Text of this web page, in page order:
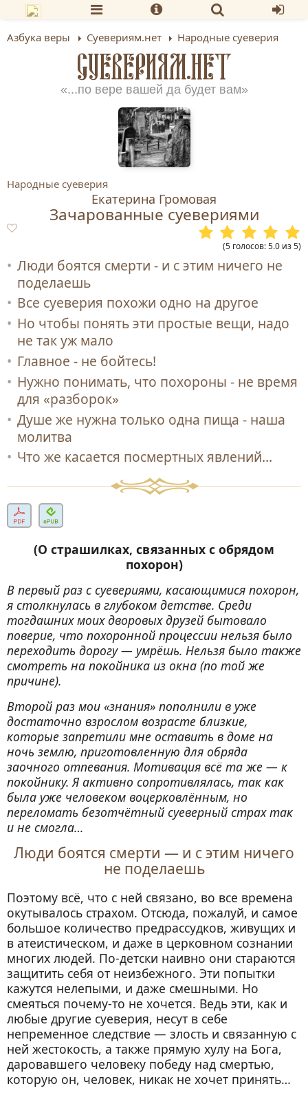
Азбука веры Суевериям.нет Народные суеверия
СУЕВЕРИЯМ.НЕТ
«...по вере вашей да будет вам»
Народные суеверия
Екатерина Громовая
Зачарованные суевериями
(5 голосов:5.0 из5)
Люди боятся смерти - и с этим ничего не
поделаешь
Все суеверия похожи одно на другое
Но чтобы понять эти простые вещи, надо
не так уж мало
Главное - не бойтесь!
Нужно понимать, что похороны - не время
для «разборок»
Душе же нужна только одна пища - наша
молитва
Что же касается посмертных явлений...
(О страшилках, связанных с обрядом
похорон)
В первый раз с суевериями, касающимися похорон,
я столкнулась в глубоком детстве. Среди
тогдашних моих дворовых друзей бытовало
поверие, что похоронной процессии нельзя было
переходить дорогу — умрёшь. Нельзя было также
смотреть на покойника из окна (по той же
причине).
Второй раз мои «знания» пополнили в уже
достаточно взрослом возрасте близкие,
которые запретили мне оставить в доме на
ночь землю, приготовленную для обряда
заочного отпевания. Мотивация всё та же — к
покойнику. Я активно сопротивлялась, так как
была уже человеком воцерковлённым, но
переломать безотчётный суеверный страх так
и не смогла…
Люди боятся смерти — и с этим ничего
не поделаешь
Поэтому всё, что с ней связано, во все времена
окутывалось страхом. Отсюда, пожалуй, и самое
большое количество предрассудков, живущих и
в атеистическом, и даже в церковном сознании
многих людей. По-детски наивно они стараются
защитить себя от неизбежного. Эти попытки
кажутся нелепыми, и даже смешными. Но
смеяться почему-то не хочется. Ведь эти, как и
любые другие суеверия, несут в себе
непременное следствие — злость и связанную с
ней жестокость, а также прямую хулу на Бога,
даровавшего человеку победу над смертью,
которую он, человек, никак не хочет принять…